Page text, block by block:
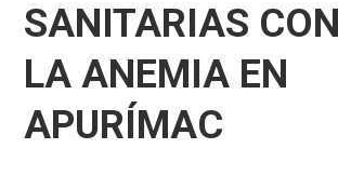
SANITARIAS
LA ANEMIA EN
APURÍMAC